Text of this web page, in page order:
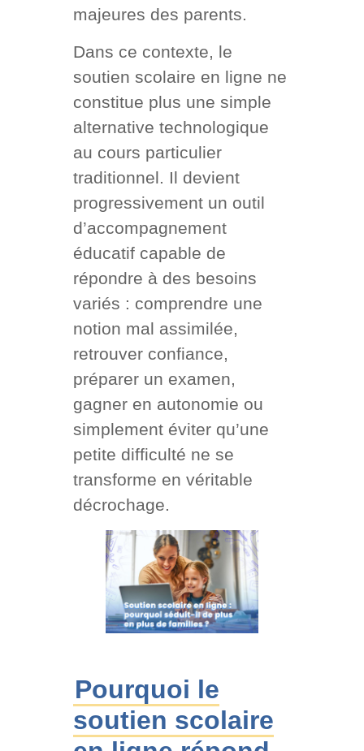
majeures des parents.
Dans ce contexte, le
soutien scolaire en ligne ne
constitue plus une simple
alternative technologique
au cours particulier
traditionnel. Il devient
progressivement un outil
d’accompagnement
éducatif capable de
répondre à des besoins
variés : comprendre une
notion mal assimilée,
retrouver confiance,
préparer un examen,
gagner en autonomie ou
simplement éviter qu’une
petite difficulté ne se
transforme en véritable
décrochage.
Pourquoi le
soutien scolaire